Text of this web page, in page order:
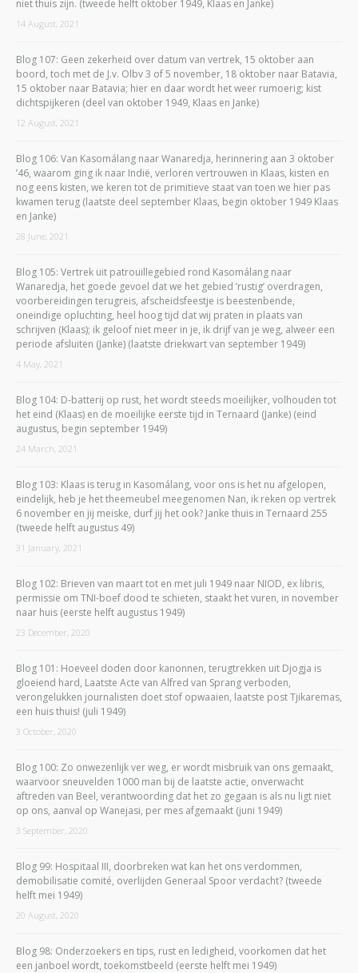
niet thuis zijn. (tweede helft oktober 1949, Klaas en Janke)
14 August, 2021
Blog 107: Geen zekerheid over datum van vertrek, 15 oktober aan
boord, toch met de J.v. Olbv 3 of 5 november, 18 oktober naar Batavia,
15 oktober naar Batavia; hier en daar wordt het weer rumoerig; kist
dichtspijkeren (deel van oktober 1949, Klaas en Janke)
12 August, 2021
Blog 106: Van Kasomálang naar Wanaredja, herinnering aan 3 oktober
’46, waarom ging ik naar Indië, verloren vertrouwen in Klaas, kisten en
nog eens kisten, we keren tot de primitieve staat van toen we hier pas
kwamen terug (laatste deel september Klaas, begin oktober 1949 Klaas
en Janke)
28 June, 2021
Blog 105: Vertrek uit patrouillegebied rond Kasomálang naar
Wanaredja, het goede gevoel dat we het gebied ‘rustig’ overdragen,
voorbereidingen terugreis, afscheidsfeestje is beestenbende,
oneindige opluchting, heel hoog tijd dat wij praten in plaats van
schrijven (Klaas); ik geloof niet meer in je, ik drijf van je weg, alweer een
periode afsluiten (Janke) (laatste driekwart van september 1949)
4 May, 2021
Blog 104: D-batterij op rust, het wordt steeds moeilijker, volhouden tot
het eind (Klaas) en de moeilijke eerste tijd in Ternaard (Janke) (eind
augustus, begin september 1949)
24 March, 2021
Blog 103: Klaas is terug in Kasomálang, voor ons is het nu afgelopen,
eindelijk, heb je het theemeubel meegenomen Nan, ik reken op vertrek
6 november en jij meiske, durf jij het ook? Janke thuis in Ternaard 255
(tweede helft augustus 49)
31 January, 2021
Blog 102: Brieven van maart tot en met juli 1949 naar NIOD, ex libris,
permissie om TNI-boef dood te schieten, staakt het vuren, in november
naar huis (eerste helft augustus 1949)
23 December, 2020
Blog 101: Hoeveel doden door kanonnen, terugtrekken uit Djogja is
gloeiend hard, Laatste Acte van Alfred van Sprang verboden,
verongelukken journalisten doet stof opwaaien, laatste post Tjikaremas,
een huis thuis! (juli 1949)
3 October, 2020
Blog 100: Zo onwezenlijk ver weg, er wordt misbruik van ons gemaakt,
waarvoor sneuvelden 1000 man bij de laatste actie, onverwacht
aftreden van Beel, verantwoording dat het zo gegaan is als nu ligt niet
op ons, aanval op Wanejasi, per mes afgemaakt (juni 1949)
3 September, 2020
Blog 99: Hospitaal III, doorbreken wat kan het ons verdommen,
demobilisatie comité, overlijden Generaal Spoor verdacht? (tweede
helft mei 1949)
20 August, 2020
Blog 98: Onderzoekers en tips, rust en ledigheid, voorkomen dat het
een janboel wordt, toekomstbeeld (eerste helft mei 1949)